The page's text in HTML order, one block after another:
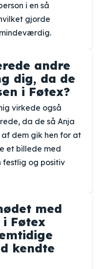
i en så
gjorde
andre
dig, da de
i Føtex?
virkede også
da de så Anja
dem gik hen for at
et billede med
festlig og positiv
med
i Føtex
kendte